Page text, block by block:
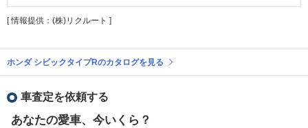
[ 情報提供：(株)リクルート ]
ホンダ シビックタイプRのカタログを見る
車査定を依頼する
あなたの愛車、今いくら？